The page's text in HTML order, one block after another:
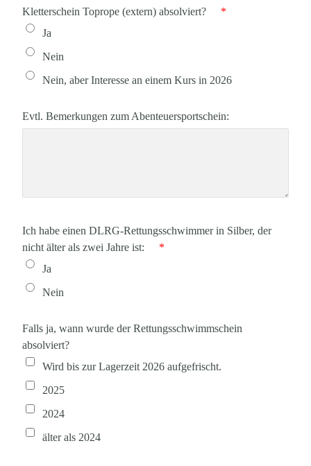
Kletterschein Toprope (extern) absolviert?
*
Ja
Nein
Nein, aber Interesse an einem Kurs in 2026
Evtl. Bemerkungen zum Abenteuersportschein:
Ich habe einen DLRG-Rettungsschwimmer in Silber, der
nicht älter als zwei Jahre ist:
*
Ja
Nein
Falls ja, wann wurde der Rettungsschwimmschein
absolviert?
Wird bis zur Lagerzeit 2026 aufgefrischt.
2025
2024
älter als 2024